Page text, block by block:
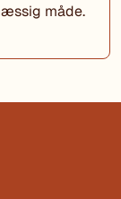
måde.